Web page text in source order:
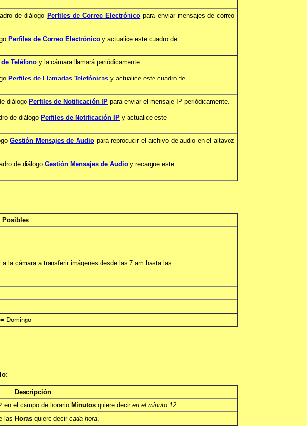
de diálogo Perfiles de Correo Electrónico para enviar mensajes de correo
Perfiles de Correo Electrónico y actualice este cuadro de
Teléfono y la cámara llamará periódicamente.
Perfiles de Llamadas Telefónicas y actualice este cuadro de
diálogo Perfiles de Notificación IP para enviar el mensaje IP periódicamente.
de diálogo Perfiles de Notificación IP y actualice este
Gestión Mensajes de Audio para reproducir el archivo de audio en el altavoz
de diálogo Gestión Mensajes de Audio y recargue este
Posibles
la cámara a transferir imágenes desde las 7 am hasta las
Domingo
Descripción
en el campo de horario Minutos quiere decir en el minuto 12.
las Horas quiere decir cada hora.